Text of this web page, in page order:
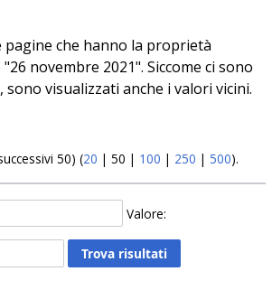
pagine che hanno la proprietà
novembre 2021". Siccome ci sono
visualizzati anche i valori vicini.
50) (20 | 50 | 100 | 250 | 500).
Valore: